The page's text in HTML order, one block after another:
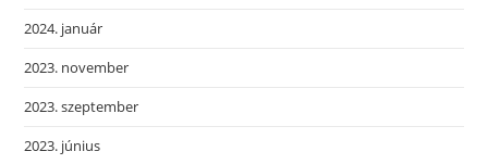
2024. január
2023. november
2023. szeptember
2023. június